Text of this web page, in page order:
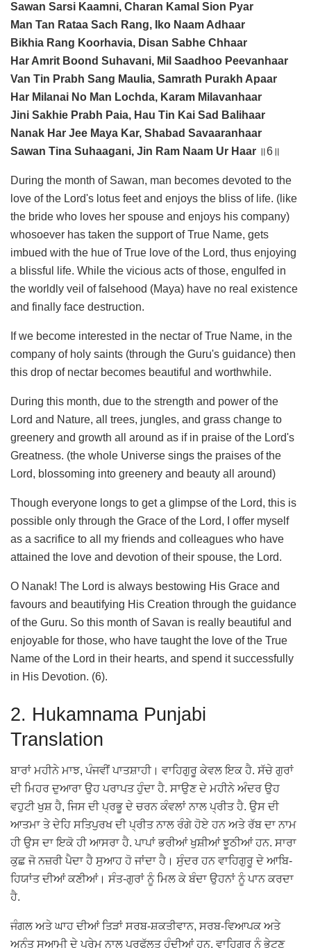
Sawan Sarsi Kaamni, Charan Kamal Sion Pyar
Man Tan Rataa Sach Rang, Iko Naam Adhaar
Bikhia Rang Koorhavia, Disan Sabhe Chhaar
Har Amrit Boond Suhavani, Mil Saadhoo Peevanhaar
Van Tin Prabh Sang Maulia, Samrath Purakh Apaar
Har Milanai No Man Lochda, Karam Milavanhaar
Jini Sakhie Prabh Paia, Hau Tin Kai Sad Balihaar
Nanak Har Jee Maya Kar, Shabad Savaaranhaar
Sawan Tina Suhaagani, Jin Ram Naam Ur Haar ॥6॥
During the month of Sawan, man becomes devoted to the
love of the Lord's lotus feet and enjoys the bliss of life. (like
the bride who loves her spouse and enjoys his company)
whosoever has taken the support of True Name, gets
imbued with the hue of True love of the Lord, thus enjoying
a blissful life. While the vicious acts of those, engulfed in
the worldly veil of falsehood (Maya) have no real existence
and finally face destruction.
If we become interested in the nectar of True Name, in the
company of holy saints (through the Guru's guidance) then
this drop of nectar becomes beautiful and worthwhile.
During this month, due to the strength and power of the
Lord and Nature, all trees, jungles, and grass change to
greenery and growth all around as if in praise of the Lord's
Greatness. (the whole Universe sings the praises of the
Lord, blossoming into greenery and beauty all around)
Though everyone longs to get a glimpse of the Lord, this is
possible only through the Grace of the Lord, I offer myself
as a sacrifice to all my friends and colleagues who have
attained the love and devotion of their spouse, the Lord.
O Nanak! The Lord is always bestowing His Grace and
favours and beautifying His Creation through the guidance
of the Guru. So this month of Savan is really beautiful and
enjoyable for those, who have taught the love of the True
Name of the Lord in their hearts, and spend it successfully
in His Devotion. (6).
2. Hukamnama Punjabi
Translation
ਬਾਰਾਂ ਮਹੀਨੇ ਮਾਝ, ਪੰਜਵੀਂ ਪਾਤਸ਼ਾਹੀ। ਵਾਹਿਗੁਰੂ ਕੇਵਲ ਇਕ ਹੈ. ਸੱਚੇ ਗੁਰਾਂ
ਦੀ ਮਿਹਰ ਦੁਆਰਾ ਉਹ ਪਰਾਪਤ ਹੁੰਦਾ ਹੈ. ਸਾਉਣ ਦੇ ਮਹੀਨੇ ਅੰਦਰ ਉਹ
ਵਹੁਟੀ ਖੁਸ਼ ਹੈ, ਜਿਸ ਦੀ ਪ੍ਰਭੂ ਦੇ ਚਰਨ ਕੰਵਲਾਂ ਨਾਲ ਪ੍ਰੀਤ ਹੈ. ਉਸ ਦੀ
ਆਤਮਾ ਤੇ ਦੇਹਿ ਸਤਿਪੁਰਖ ਦੀ ਪ੍ਰੀਤ ਨਾਲ ਰੰਗੇ ਹੋਏ ਹਨ ਅਤੇ ਰੱਬ ਦਾ ਨਾਮ
ਹੀ ਉਸ ਦਾ ਇਕੋ ਹੀ ਆਸਰਾ ਹੈ. ਪਾਪਾਂ ਭਰੀਆਂ ਖੁਸ਼ੀਆਂ ਝੂਠੀਆਂ ਹਨ. ਸਾਰਾ
ਕੁਛ ਜੋ ਨਜ਼ਰੀ ਪੈਦਾ ਹੈ ਸੁਆਹ ਹੋ ਜਾਂਦਾ ਹੈ। ਸੁੰਦਰ ਹਨ ਵਾਹਿਗੁਰੂ ਦੇ ਆਬਿ-
ਹਿਯਾਂਤ ਦੀਆਂ ਕਣੀਆਂ। ਸੰਤ-ਗੁਰਾਂ ਨੂੰ ਮਿਲ ਕੇ ਬੰਦਾ ਉਹਨਾਂ ਨੂੰ ਪਾਨ ਕਰਦਾ
ਹੈ.
ਜੰਗਲ ਅਤੇ ਘਾਹ ਦੀਆਂ ਤਿੜਾਂ ਸਰਬ-ਸ਼ਕਤੀਵਾਨ, ਸਰਬ-ਵਿਆਪਕ ਅਤੇ
ਅਨੰਤ ਸੁਆਮੀ ਦੇ ਪ੍ਰੇਮ ਨਾਲ ਪਰਫੁੱਲਤ ਹੁੰਦੀਆਂ ਹਨ. ਵਾਹਿਗੁਰੂ ਨੂੰ ਭੇਟਣ